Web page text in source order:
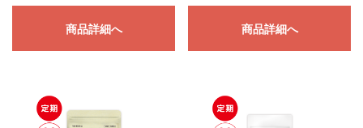
商品詳細へ 商品詳細へ